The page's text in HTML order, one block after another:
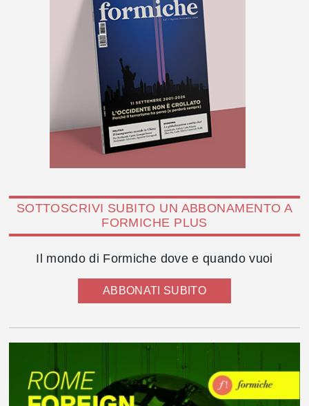
SOTTOSCRIVI SUBITO UN ABBONAMENTO A
FORMICHE PLUS
Il mondo di Formiche dove e quando vuoi
ABBONATI SUBITO